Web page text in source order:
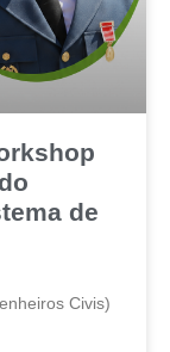
de
Civis)